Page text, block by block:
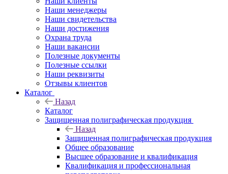
Наши менеджеры
Наши свидетельства
Наши достижения
Охрана труда
Наши вакансии
Полезные документы
Полезные ссылки
Наши реквизиты
Отзывы клиентов
Каталог
Назад
Каталог
Защищенная полиграфическая продукция
Назад
Защищенная полиграфическая продукция
Общее образование
Высшее образование и квалификация
Квалификация и профессиональная